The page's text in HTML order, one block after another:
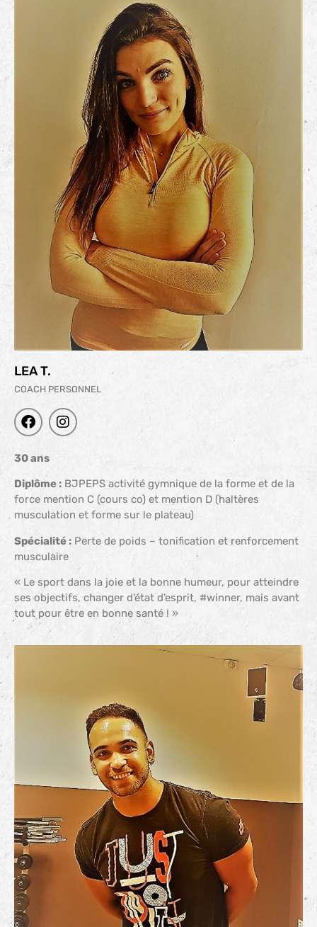
LEA T.
COACH PERSONNEL
30 ans
Diplôme : BJPEPS activité gymnique de la forme et de la
force mention C (cours co) et mention D (haltères
musculation et forme sur le plateau)
Spécialité : Perte de poids – tonification et renforcement
musculaire
« Le sport dans la joie et la bonne humeur, pour atteindre
ses objectifs, changer d’état d’esprit, #winner, mais avant
tout pour être en bonne santé ! »